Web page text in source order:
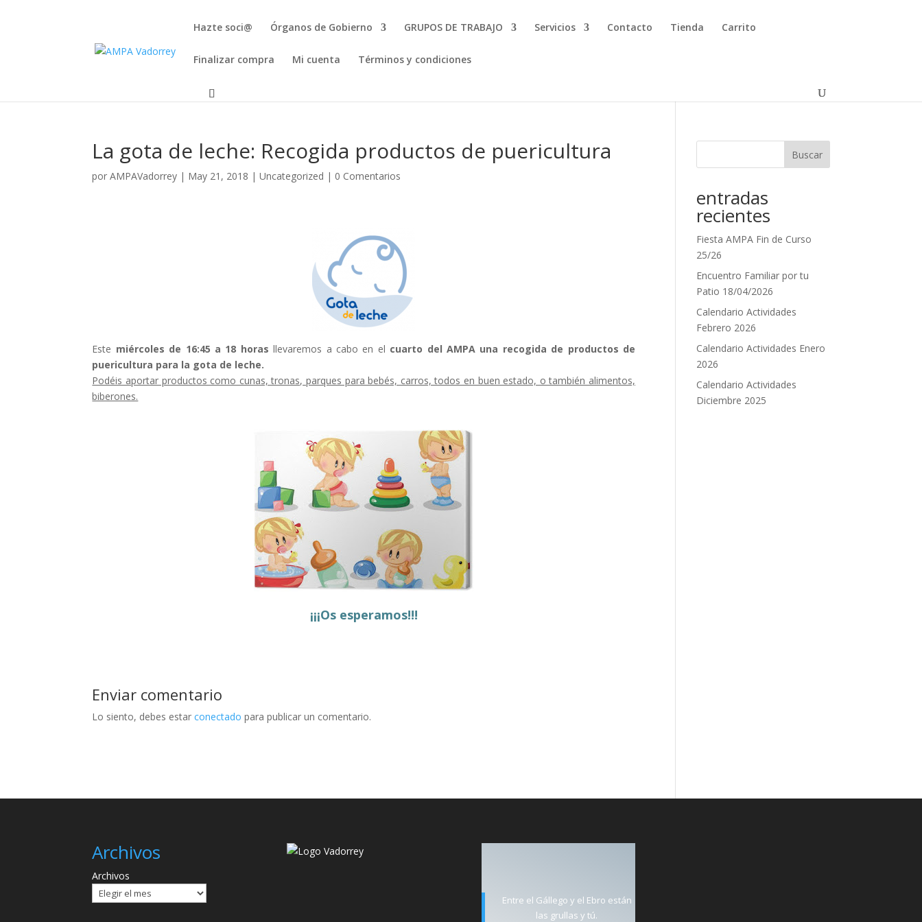
Hazte soci@ Órganos de Gobierno GRUPOS DE TRABAJO Servicios Contacto Tienda Carrito
Finalizar compra Mi cuenta Términos y condiciones
La gota de leche: Recogida productos de puericultura
porAMPAVadorrey | May 21, 2018 |Uncategorized | 0 Comentarios
Este miércoles de 16:45 a 18 horas llevaremos a cabo en el cuarto del AMPA una recogida de productos de
puericultura para la gota de leche.
Podéis aportar productos como cunas, tronas, parques para bebés, carros, todos en buen estado, o también alimentos,
biberones.
¡¡¡Os esperamos!!!
Enviar comentario
Lo siento, debes estarconectado para publicar un comentario.
Buscar
entradas
recientes
Fiesta AMPA Fin de Curso
25/26
Encuentro Familiar por tu
Patio 18/04/2026
Calendario Actividades
Febrero 2026
Calendario Actividades Enero
2026
Calendario Actividades
Diciembre 2025
Archivos
Archivos
Entre el Gállego y el Ebro están
las grullas y tú.